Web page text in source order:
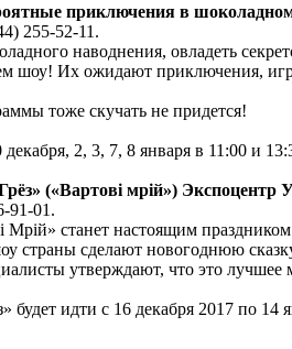
приключения в
255-52-11.
наводнения, овладеть
шоу! Их ожидают приключения,
тоже скучать не придется!
2, 3, 7, 8 января в 11:00 и
(«Вартові мрій»)
91-01.
станет настоящим
страны сделают новогоднюю
утверждают, что это
идти с 16 декабря 2017 по 14